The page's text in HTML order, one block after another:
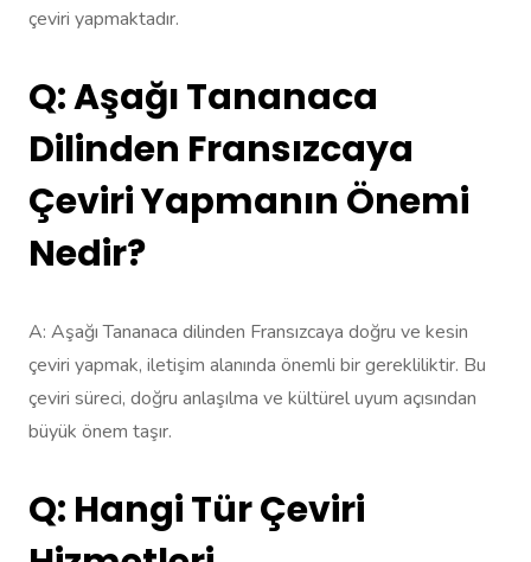
çeviri yapmaktadır.
Q: Aşağı Tananaca
Dilinden Fransızcaya
Çeviri Yapmanın Önemi
Nedir?
A: Aşağı Tananaca dilinden Fransızcaya doğru ve kesin
çeviri yapmak, iletişim alanında önemli bir gerekliliktir. Bu
çeviri süreci, doğru anlaşılma ve kültürel uyum açısından
büyük önem taşır.
Q: Hangi Tür Çeviri